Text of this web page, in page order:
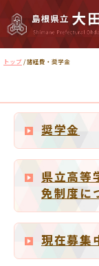
現
トップ /諸経費・奨学金
奨学金
県立高等
免制度に
現在募集